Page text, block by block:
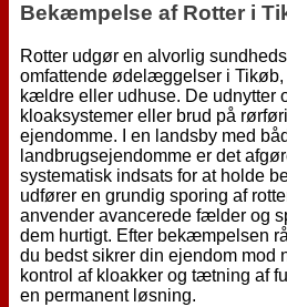
Bekæmpelse af Rotter i
Rotter udgør en alvorlig
omfattende ødelæggelser i Tikøb,
kældre eller udhuse. De udnytter
kloaksystemer eller brud på
ejendomme. I en landsby med
landbrugsejendomme er det
systematisk indsats for at holde
udfører en grundig sporing af
anvender avancerede fælder og
dem hurtigt. Efter bekæmpelsen
du bedst sikrer din ejendom mod
kontrol af kloakker og tætning af
en permanent løsning.